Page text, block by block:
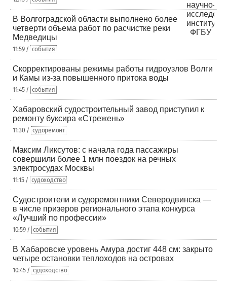
В Волгоградской области выполнено более
четверти объема работ по расчистке реки
Медведицы
11:59 / события
Скорректированы режимы работы гидроузлов Волги
и Камы из-за повышенного притока воды
11:45 / события
Хабаровский судостроительный завод приступил к
ремонту буксира «Стрежень»
11:30 / судоремонт
Максим Ликсутов: с начала года пассажиры
совершили более 1 млн поездок на речных
электросудах Москвы
11:15 / судоходство
Судостроители и судоремонтники Северодвинска —
в числе призеров регионального этапа конкурса
«Лучший по профессии»
10:59 / события
В Хабаровске уровень Амура достиг 448 см: закрыто
четыре остановки теплоходов на островах
10:45 / судоходство